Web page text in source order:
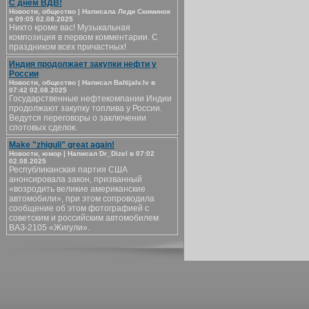
С днём ВДВ!
Новости, общество | Написала Леди Скиминок
в 09:05 02.08.2025
Никто кроме вас! Музыкальная
композиция в первом комментарии. С
праздником всех причастных!
Индия продолжает закупки нефти у
России
Новости, общество | Написал Baltijalv.lv в
07:42 02.08.2025
Государственные нефтекомпании Индии
продолжают закупку топлива у России.
Ведутся переговоры о заключении
спотовых сделок.
Make "zhiguli" great again!
Новости, юмор | Написал Dr_Dizel в 07:02
02.08.2025
Республиканская партия США
анонсировала закон, призванный
«возродить великие американские
автомобили», при этом сопроводила
сообщение об этом фотографией с
советским и российским автомобилем
ВАЗ-2105 «Жигули».